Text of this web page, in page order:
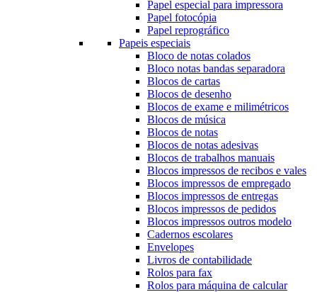
Papel especial para impressora
Papel fotocópia
Papel reprográfico
Papeis especiais
Bloco de notas colados
Bloco notas bandas separadora
Blocos de cartas
Blocos de desenho
Blocos de exame e milimétricos
Blocos de música
Blocos de notas
Blocos de notas adesivas
Blocos de trabalhos manuais
Blocos impressos de recibos e vales
Blocos impressos de empregado
Blocos impressos de entregas
Blocos impressos de pedidos
Blocos impressos outros modelo
Cadernos escolares
Envelopes
Livros de contabilidade
Rolos para fax
Rolos para máquina de calcular